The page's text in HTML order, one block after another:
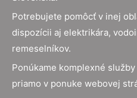
Potrebujete pomôcť v inej
dispozícii aj elektrikára,
remeselníkov.
Ponúkame komplexné
priamo v ponuke webovej